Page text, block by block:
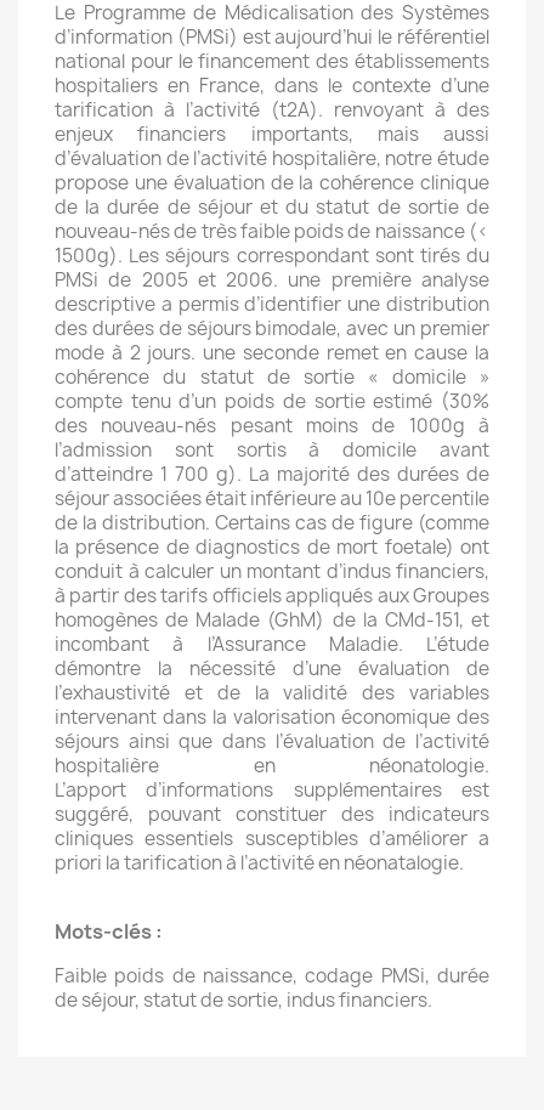
Le Programme de Médicalisation des Systèmes
d’information (PMSi) est aujourd’hui le référentiel
national pour le financement des établissements
hospitaliers en France, dans le contexte d’une
tarification à l’activité (t2A). renvoyant à des
enjeux financiers importants, mais aussi
d’évaluation de l’activité hospitalière, notre étude
propose une évaluation de la cohérence clinique
de la durée de séjour et du statut de sortie de
nouveau-nés de très faible poids de naissance (<
1500g). Les séjours correspondant sont tirés du
PMSi de 2005 et 2006. une première analyse
descriptive a permis d’identifier une distribution
des durées de séjours bimodale, avec un premier
mode à 2 jours. une seconde remet en cause la
cohérence du statut de sortie « domicile »
compte tenu d’un poids de sortie estimé (30%
des nouveau-nés pesant moins de 1000g à
l’admission sont sortis à domicile avant
d’atteindre 1 700 g). La majorité des durées de
séjour associées était inférieure au 10e percentile
de la distribution. Certains cas de figure (comme
la présence de diagnostics de mort foetale) ont
conduit à calculer un montant d’indus financiers,
à partir des tarifs officiels appliqués aux Groupes
homogènes de Malade (GhM) de la CMd-151, et
incombant à l’Assurance Maladie. L’étude
démontre la nécessité d’une évaluation de
l’exhaustivité et de la validité des variables
intervenant dans la valorisation économique des
séjours ainsi que dans l’évaluation de l’activité
hospitalière en néonatologie.
L’apport d’informations supplémentaires est
suggéré, pouvant constituer des indicateurs
cliniques essentiels susceptibles d’améliorer a
priori la tarification à l’activité en néonatalogie.
Mots-clés :
Faible poids de naissance, codage PMSi, durée
de séjour, statut de sortie, indus financiers.